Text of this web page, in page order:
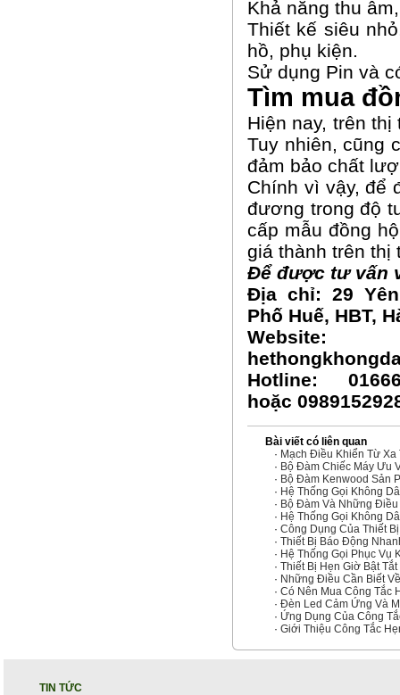
Khả năng thu
Thiết kế siêu
hồ, phụ kiện.
Sử dụng Pin và
Tìm mua
Hiện nay, trên
Tuy nhiên, cũng
đảm bảo chất
Chính vì vậy, để
đương trong độ
cấp mẫu đồng
giá thành trên thị
Để được tư vấn
Địa chỉ: 29
Phố Huế, HBT,
Website:
Hotline:
hoặc
Bài viết có liên quan
· Mạch Điều Khiển Từ Xa
· Bộ Đàm Chiếc Máy Ưu
· Bộ Đàm Kenwood Sản
· Hệ Thống Gọi Không
· Bộ Đàm Và Những
· Hệ Thống Gọi Không
· Công Dụng Của Thiết
· Thiết Bị Báo Động
· Hệ Thống Gọi Phục Vụ
· Thiết Bị Hẹn Giờ Bật Tắt
· Những Điều Cần Biết
· Có Nên Mua Công Tắc
· Đèn Led Cảm Ứng Và
· Ứng Dụng Của Công
· Giới Thiệu Công Tắc
TIN TỨC